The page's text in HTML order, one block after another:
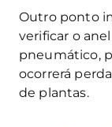
Outro ponto
verificar o
pneumático,
ocorrerá
de plantas.